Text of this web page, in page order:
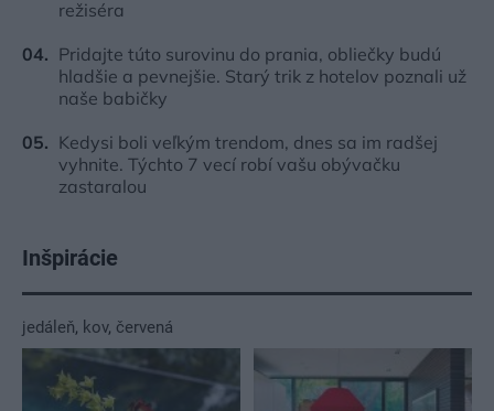
režiséra
Pridajte túto surovinu do prania, obliečky budú
hladšie a pevnejšie. Starý trik z hotelov poznali už
naše babičky
Kedysi boli veľkým trendom, dnes sa im radšej
vyhnite. Týchto 7 vecí robí vašu obývačku
zastaralou
Inšpirácie
jedáleň, kov, červená